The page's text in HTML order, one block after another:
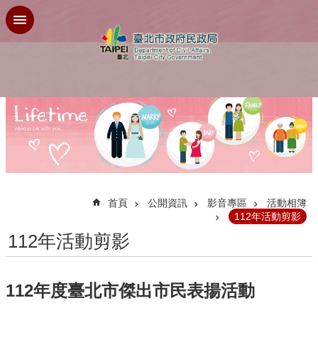
跳到主要內容區塊
首頁 公開資訊 影音專區
活動相簿
112年活動剪影
112年活動剪影
112年度臺北市傑出市民表揚活動